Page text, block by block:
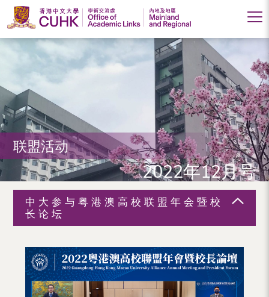
香
港
中
文
大
学
学
术
（内
联盟活动
2022年12月号
中大参与粤港澳高校联盟年会暨校
长论坛